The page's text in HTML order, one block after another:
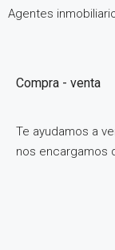
Agentes
Compra - venta
Te ayudamos a
nos encargamos